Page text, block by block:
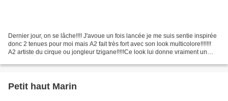
Dernier jour, on se lâche!!!! J'avoue un fois lancée je me suis sentie inspirée
donc 2 tenues pour moi mais A2 fait très fort avec son look multicolore!!!!!!!
A2 artiste du cirque ou jongleur tzigane!!!!!Ce look lui donne vraiment un
Petit haut Marin